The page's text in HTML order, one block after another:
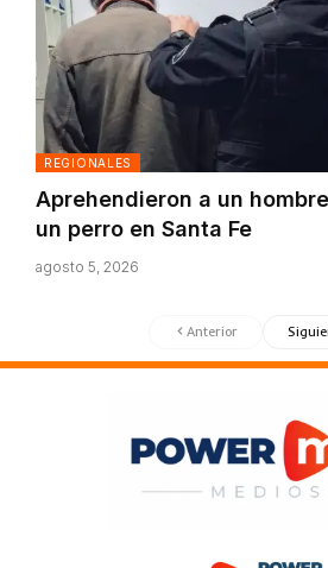
REGIONALES
Aprehendieron a un
un perro en Santa Fe
agosto 5, 2026
Anterior